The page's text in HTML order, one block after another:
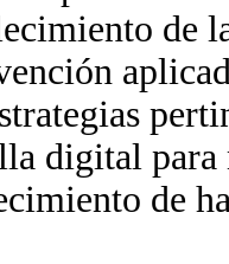
de
digital para
de